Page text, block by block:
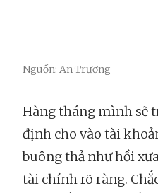
Nguồn: An Trương
Hàng tháng mình sẽ
định cho vào tài
buông thả như hồi
tài chính rõ ràng.